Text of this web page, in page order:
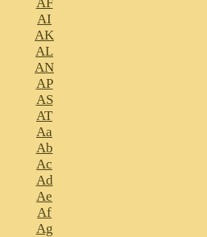
AI
AK
AL
AN
AP
AS
AT
Aa
Ab
Ac
Ad
Ae
Af
Ag